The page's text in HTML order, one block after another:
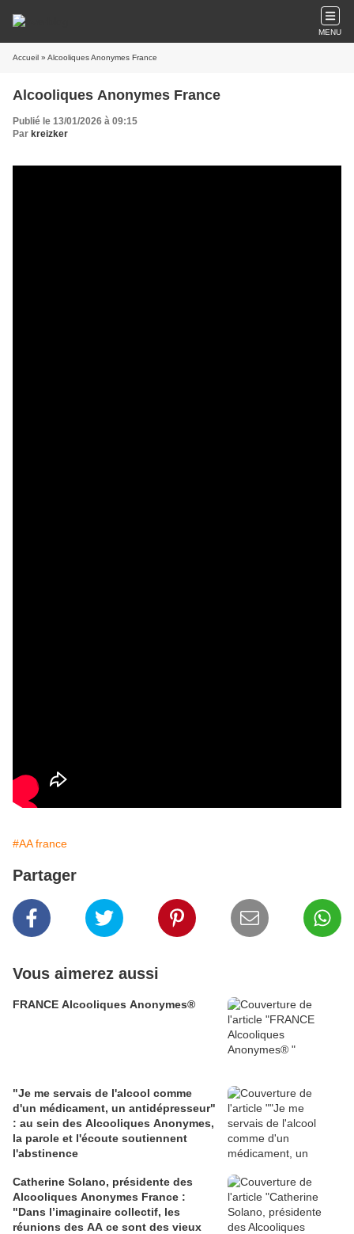
MENU
Accueil » Alcooliques Anonymes France
Alcooliques Anonymes France
Publié le 13/01/2026 à 09:15
Par kreizker
#AA france
Partager
Vous aimerez aussi
FRANCE Alcooliques Anonymes®
"Je me servais de l'alcool comme
d'un médicament, un antidépresseur"
: au sein des Alcooliques Anonymes,
la parole et l'écoute soutiennent
l'abstinence
Catherine Solano, présidente des
Alcooliques Anonymes France :
"Dans l’imaginaire collectif, les
réunions des AA ce sont des vieux